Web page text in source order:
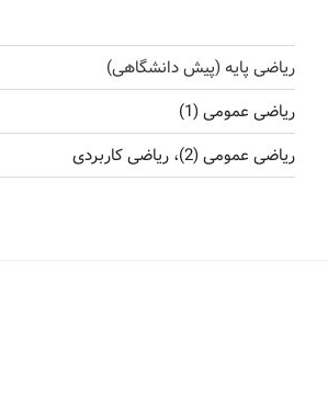
ریاضی پایه (پیش دانشگاهی)
ریاضی عمومی (1)
ریاضی عمومی (2)، ریاضی کاربردی